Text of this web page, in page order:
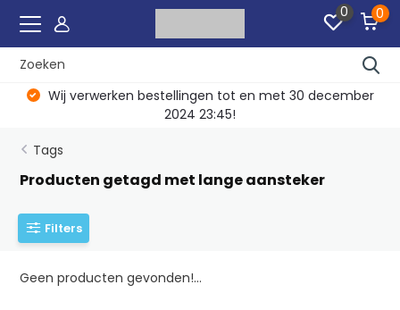
0 0
Wij verwerken bestellingen tot en met 30 december
2024 23:45!
Tags
Producten getagd met lange aansteker
Filters
Geen producten gevonden!...